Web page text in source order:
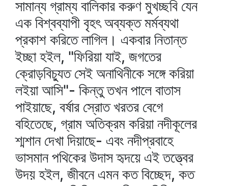
সামান্য গ্রাম্য বালিকার করুণ মুখচ্ছবি যেন
এক বিশ্বব্যাপী বৃহৎ অব্যক্ত মর্মব্যথা
প্রকাশ করিতে লাগিল। একবার নিতান্ত
ইচ্ছা হইল, "ফিরিয়া যাই, জগতের
ক্রোড়বিচ্যুত সেই অনাথিনীকে সঙ্গে করিয়া
লইয়া আসি"- কিন্তু তখন পালে বাতাস
পাইয়াছে, বর্ষার স্রোত খরতর বেগে
বহিতেছে, গ্রাম অতিক্রম করিয়া নদীকূলের
শ্মশান দেখা দিয়াছে- এবং নদীপ্রবাহে
ভাসমান পথিকের উদাস হৃদয়ে এই তত্ত্বের
উদয় হইল, জীবনে এমন কত বিচ্ছেদ, কত